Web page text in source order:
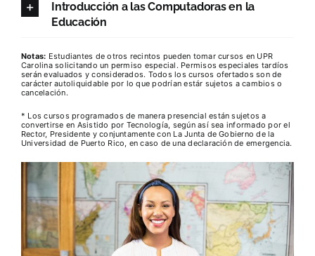
Introducción a las Computadoras en la
Educación
Notas: Estudiantes de otros recintos pueden tomar cursos en UPR
Carolina solicitando un permiso especial. Permisos especiales tardíos
serán evaluados y considerados. Todos los cursos ofertados son de
carácter autoliquidable por lo que podrían estár sujetos a cambios o
cancelación.
* Los cursos programados de manera presencial están sujetos a
convertirse en Asistido por Tecnología, según así sea informado por el
Rector, Presidente y conjuntamente con La Junta de Gobierno de la
Universidad de Puerto Rico, en caso de una declaración de emergencia.